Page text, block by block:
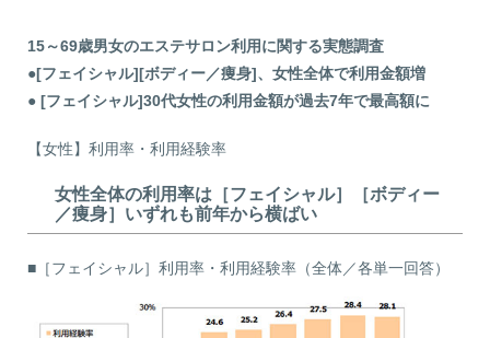
15～69歳男女のエステサロン利用に関する実態調査
●[フェイシャル][ボディー／痩身]、女性全体で利用金額増
● [フェイシャル]30代女性の利用金額が過去7年で最高額に
【女性】利用率・利用経験率
女性全体の利用率は［フェイシャル］［ボディー
／痩身］いずれも前年から横ばい
■［フェイシャル］利用率・利用経験率（全体／各単一回答）